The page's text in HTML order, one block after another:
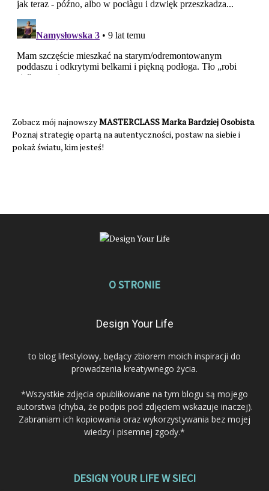
Zobacz mój najnowszyMASTERCLASS Marka Bardziej Osobista.
Poznaj strategię opartą na autentyczności, postaw na siebie i
pokaż światu, kim jesteś!
O STRONIE
Design Your Life
to blog lifestylowy, będący zbiorem moich inspiracji do
prowadzenia kreatywnego życia.
*Wszystkie zdjęcia opublikowane na tym blogu są mojego
autorstwa (chyba, że podpis pod zdjęciem wskazuje inaczej).
Zabraniam ich kopiowania oraz wykorzystywania bez mojej
wiedzy i pisemnej zgody.*
DESIGN YOUR LIFE W SIECI